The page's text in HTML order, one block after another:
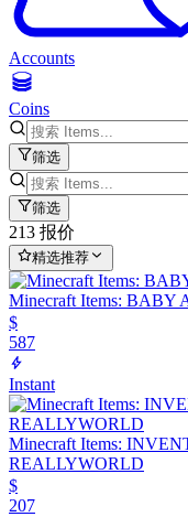
Accounts
Coins
筛选
筛选
213 报价
精选推荐
Minecraft Items: BABY
$
587
Instant
Minecraft Items:
REALLYWORLD
$
207